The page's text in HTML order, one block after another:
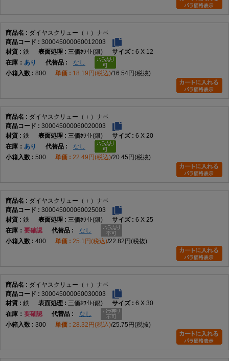
ダイヤスクリュー（＋）ナベ
300045000060012003
鉄
三価ﾎﾜｲﾄ(銀)
6 X 12
在庫
あり
なし
800
18.19円(税込) 16.54円(税抜)
ダイヤスクリュー（＋）ナベ
300045000060020003
鉄
三価ﾎﾜｲﾄ(銀)
6 X 20
在庫
あり
なし
500
22.49円(税込) 20.45円(税抜)
ダイヤスクリュー（＋）ナベ
300045000060025003
鉄
三価ﾎﾜｲﾄ(銀)
6 X 25
在庫
要確認
なし
400
25.1円(税込) 22.82円(税抜)
ダイヤスクリュー（＋）ナベ
300045000060030003
鉄
三価ﾎﾜｲﾄ(銀)
6 X 30
在庫
要確認
なし
300
28.32円(税込) 25.75円(税抜)